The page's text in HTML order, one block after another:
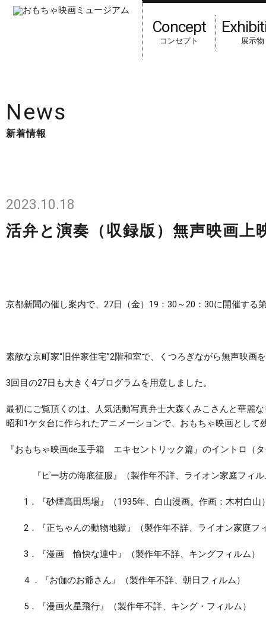
Concept
コンセプト 展示物
News
新着情報
2023.10.18
活弁と演奏（収録版）無声映画上
京都新聞の催し案内で、27日（金）19：30～20：30に開催す
素敵な京町家“旧伴家住宅”2階和室で、くつろぎながら無声映画
3回目の27日も大きく4プログラムを用意しました。
最初にご覧頂くのは、人気活動写真弁士大森くみこさんと華麗
昭和1ケタ台に作られたアニメーションで、おもちゃ映画として
『おもちゃ映画de玉手箱 エキセントリック篇』のイントロ（
『ピー坊の海底征服』（製作年不詳、ライオン家庭フィル
1．『砂煙高田馬場』（1935年、白山漫画。作画：木村白山
2．『正ちゃんの動物地獄』（製作年不詳、ライオン家庭フ
3．『漫画 愉快な連中』（製作年不詳、キングフィルム）
４．『お伽のお爺さん』（製作年不詳、朝日フィルム）
5．『漫画火星飛行』（製作年不詳、キング・フィルム）